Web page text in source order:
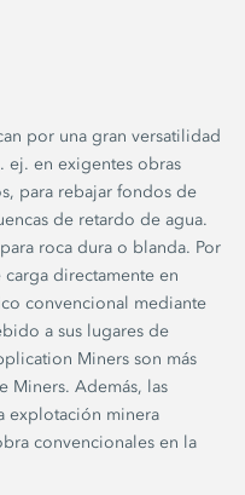
por una gran versatilidad
ej. en exigentes obras
para rebajar fondos de
de retardo de agua.
roca dura o blanda. Por
directamente en
convencional mediante
a sus lugares de
Miners son más
Miners. Además, las
explotación minera
convencionales en la